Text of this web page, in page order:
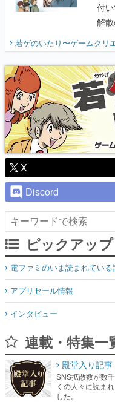
付
解
開
『
り】
若ゲのいたり〜ゲームクリ
X
Discord
ピックアップ
電ファミのいま読まれてい
アプリセール情報
インタビュー
連載・特集一
殿堂入り記事
SNS拡散数が数
くの人々に読ま
した。